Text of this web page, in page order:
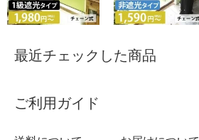
最近チェックした商品
ご利用ガイド